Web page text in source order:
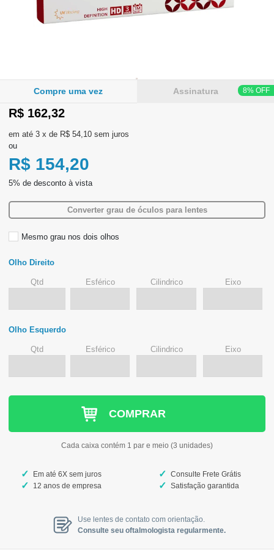
Identifique-
se
aqui
Registre-
Assinatura
Compre uma vez
R$ 162,32
3 x de R$ 54,10 sem juros
ou
R$ 154,20
Converter grau de óculos para lentes
Mesmo grau nos dois olhos
Olho Direito
qtd esférico cilindrico eixo
Olho Esquerdo
qtd esférico cilindrico eixo
COMPRAR
Cada caixa contém 1 par e meio (3 unidades)
Em até 6X sem juros
12 anos de empresa
Consulte Frete Grátis
Satisfação garantida
Use lentes de contato com orientação.
Consulte seu oftalmologista regularmente.